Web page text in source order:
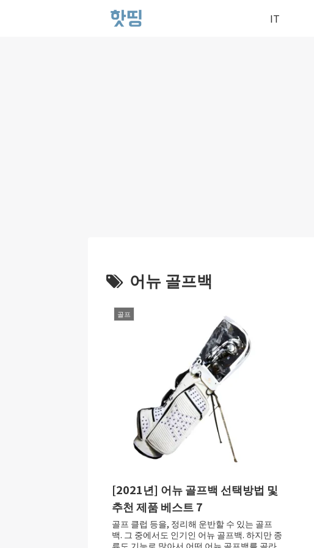
IT
어뉴 골프백
골프
[2021년] 어뉴 골프백 선택방법 및
추천 제품 베스트 7
골프 클럽 등을, 정리해 운반할 수 있는 골프
백. 그 중에서도 인기인 어뉴 골프백. 하지만 종
류도 기능로 많아서 어떤 어뉴 골프백를 골라